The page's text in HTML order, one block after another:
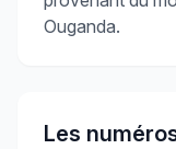
Ouganda.
Les